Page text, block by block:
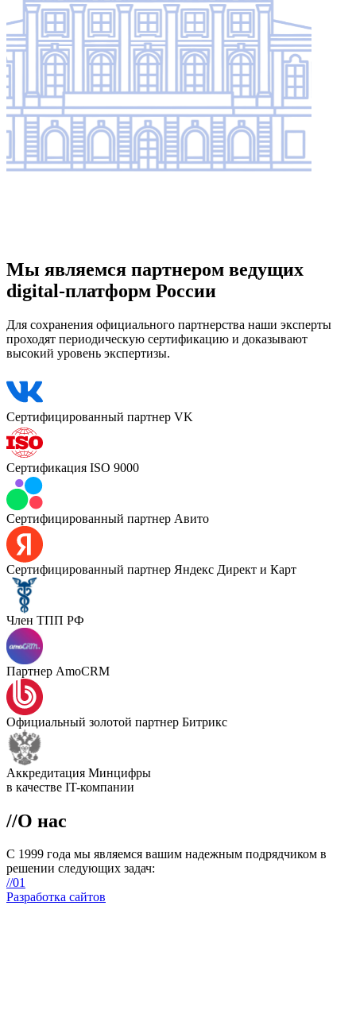
Мы являемся партнером ведущих
digital-платформ России
Для сохранения официального партнерства наши эксперты
проходят периодическую сертификацию и доказывают
высокий уровень экспертизы.
Сертифицированный партнер VK
Сертификация ISO 9000
Сертифицированный партнер Авито
Сертифицированный партнер Яндекс Директ и Карт
Член ТПП РФ
Партнер AmoCRM
Официальный золотой партнер Битрикс
Аккредитация Минцифры
в качестве IT-компании
//О нас
С 1999 года мы являемся вашим надежным подрядчиком в
решении следующих задач:
//01
Разработка сайтов